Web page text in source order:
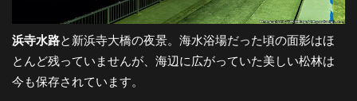
景
と
浜寺水路と新浜寺大橋の夜景。海水浴場だった頃の面影はほ
とんど残っていませんが、海辺に広がっていた美しい松林は
今も保存されています。